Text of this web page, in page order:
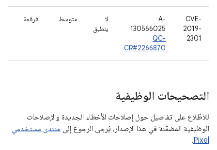
CVE-
2019-
2301
A-
130566025
QC-
CR#2266870
لا
ينطبق
متوسط فرقعة
التصحيحات الوظيفية
للاطّلاع على تفاصيل حول إصلاحات الأخطاء الجديدة والإصلاحات
الوظيفية المضمّنة في هذا الإصدار، يُرجى الرجوع إلى منتدى مستخدمي
Pixel
.